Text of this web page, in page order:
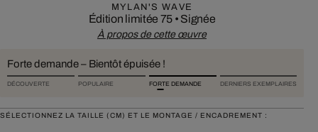
MYLAN'S WAVE
Édition limitée 75 • Signée
À propos de cette œuvre
Forte demande – Bientôt épuisée !
DÉCOUVERTE POPULAIRE FORTE DEMANDE DERNIERS EXEMPLAIRES
SÉLECTIONNEZ LA TAILLE (CM) ET LE MONTAGE / ENCADREMENT :